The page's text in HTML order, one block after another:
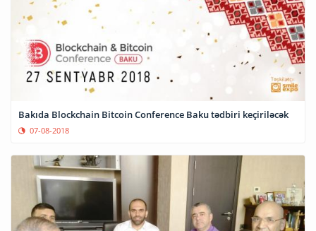
Bakıda Blockchain Bitcoin Conference Baku tədbiri keçiriləcək
07-08-2018